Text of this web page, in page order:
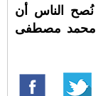
الناس أن
- محمد مصطفى